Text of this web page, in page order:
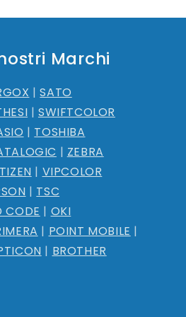
Marchi
|SATO
| SWIFTCOLOR
| TOSHIBA
| ZEBRA
| VIPCOLOR
| TSC
CODE | OKI
| POINT MOBILE |
| BROTHER